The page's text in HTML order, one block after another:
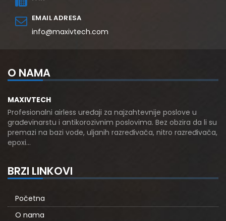
EMAIL ADRESA
info@maxivtech.com
O NAMA
MAXIVTECH
Profesionalni airless uređaji za najzahtevnije poslove u
građevinarstu i antikorozivnim poslovima. Bez obzira da li su
premazi na bazi vode, uljanih razređivača, nitro razređivača,
epoxi…
BRZI LINKOVI
Početna
O nama